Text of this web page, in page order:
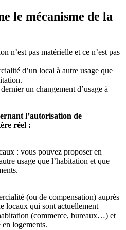
le mécanisme de la
n’est pas matérielle et ce n’est pas
d’un local à autre usage que
un changement d’usage à
l’autorisation de
réel :
: vous pouvez proposer en
usage que l’habitation et que
(ou de compensation) auprès
locaux qui sont actuellement
(commerce, bureaux…) et
logements.